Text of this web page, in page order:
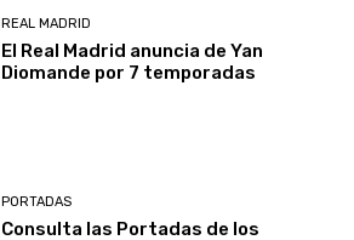
REAL MADRID
El Real Madrid anuncia de Yan
Diomande por 7 temporadas
PORTADAS
Consulta las Portadas de los